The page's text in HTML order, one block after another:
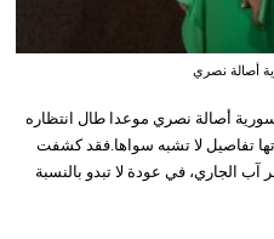
أصالة نصري
أصالة نصري موعدا طال انتظاره
تفاصيل لا تشبه سواها.فقد كشفت
آب الجاري، في عودة لا تبدو بالنسبة